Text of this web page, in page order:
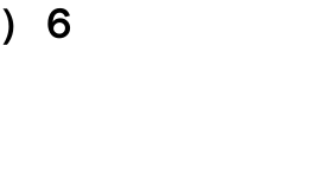
６